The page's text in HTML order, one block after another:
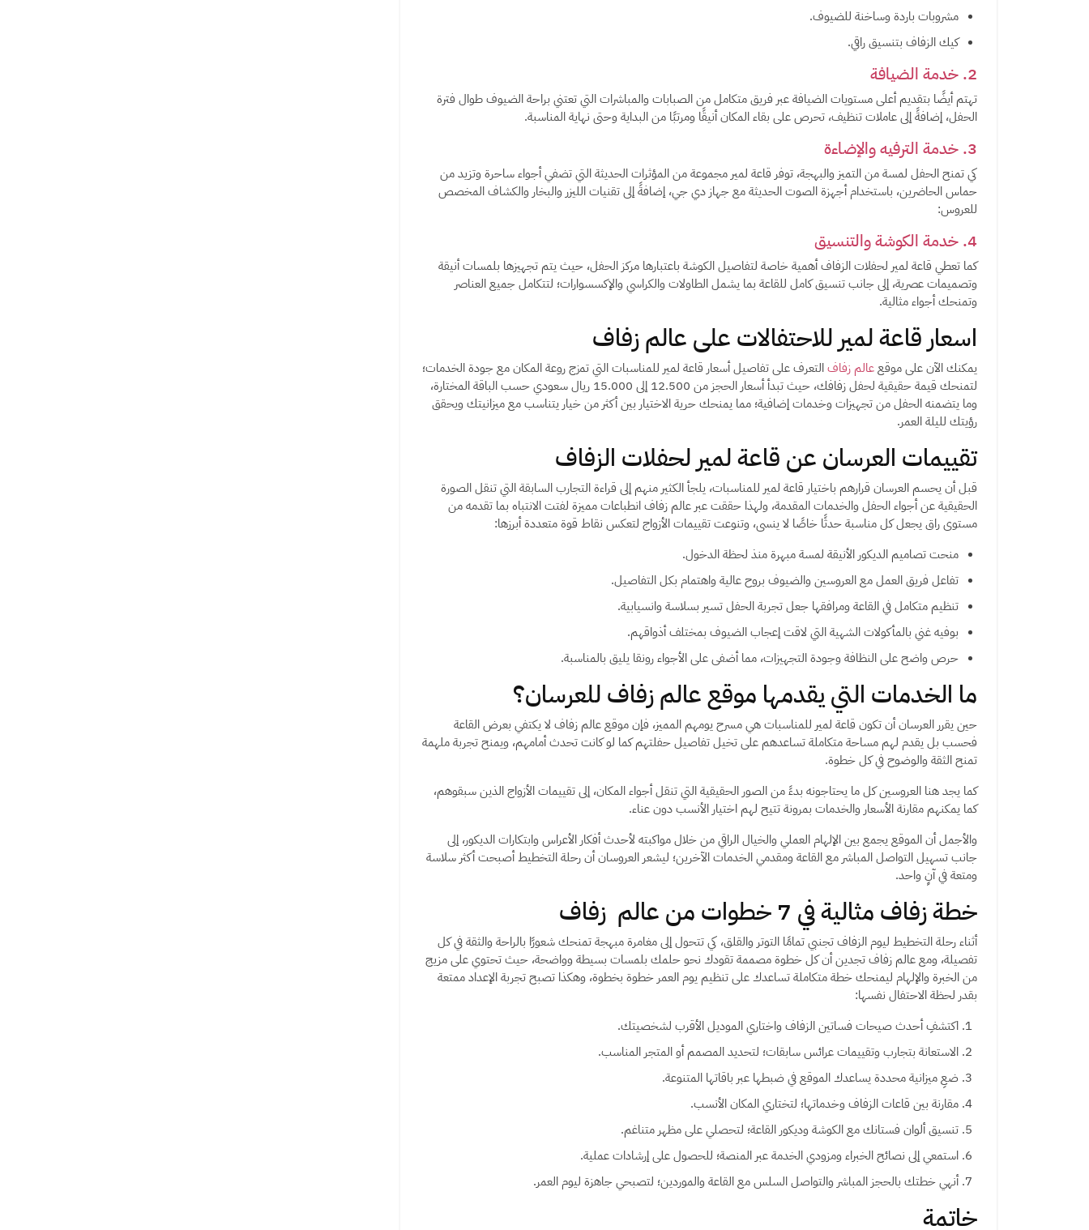
مشروبات باردة وساخنة للضيوف.
كيك الزفاف بتنسيق راقي.
2. خدمة الضيافة
تهتم أيضًا بتقديم أعلى مستويات الضيافة عبر فريق متكامل من الصبابات والمباشرات التي تعتني براحة الضيوف طوال فترة
الحفل، إضافةً إلى عاملات تنظيف، تحرص على بقاء المكان أنيقًا ومرتبًا من البداية وحتى نهاية المناسبة.
3. خدمة الترفيه والإضاءة
كي تمنح الحفل لمسة من التميز والبهجة، توفر قاعة لمير مجموعة من المؤثرات الحديثة التي تضفي أجواء ساحرة وتزيد من
حماس الحاضرين، باستخدام أجهزة الصوت الحديثة مع جهاز دي جي، إضافةً إلى تقنيات الليزر والبخار والكشاف المخصص
للعروس:
4. خدمة الكوشة والتنسيق
كما تعطي قاعة لمير لحفلات الزفاف أهمية خاصة لتفاصيل الكوشة باعتبارها مركز الحفل، حيث يتم تجهيزها بلمسات أنيقة
وتصميمات عصرية، إلى جانب تنسيق كامل للقاعة بما يشمل الطاولات والكراسي والإكسسوارات؛ لتتكامل جميع العناصر
وتمنحك أجواء مثالية.
اسعار قاعة لمير للاحتفالات على عالم زفاف
يمكنك الآن على موقععالم زفافالتعرف على تفاصيل أسعار قاعة لمير للمناسبات التي تمزج روعة المكان مع جودة الخدمات؛
لتمنحك قيمة حقيقية لحفل زفافك، حيث تبدأ أسعار الحجز من 12.500 إلى 15.000 ريال سعودي حسب الباقة المختارة،
وما يتضمنه الحفل من تجهيزات وخدمات إضافية؛ مما يمنحك حرية الاختيار بين أكثر من خيار يتناسب مع ميزانيتك ويحقق
رؤيتك لليلة العمر.
تقييمات العرسان عن قاعة لمير لحفلات الزفاف
قبل أن يحسم العرسان قرارهم باختيار قاعة لمير للمناسبات، يلجأ الكثير منهم إلى قراءة التجارب السابقة التي تنقل الصورة
الحقيقية عن أجواء الحفل والخدمات المقدمة، ولهذا حققت عبر عالم زفاف انطباعات مميزة لفتت الانتباه بما تقدمه من
مستوى راق يجعل كل مناسبة حدثًا خاصًا لا ينسى، وتنوعت تقييمات الأزواج لتعكس نقاط قوة متعددة أبرزها:
منحت تصاميم الديكور الأنيقة لمسة مبهرة منذ لحظة الدخول.
تفاعل فريق العمل مع العروسين والضيوف بروح عالية واهتمام بكل التفاصيل.
تنظيم متكامل في القاعة ومرافقها جعل تجربة الحفل تسير بسلاسة وانسيابية.
بوفيه غني بالمأكولات الشهية التي لاقت إعجاب الضيوف بمختلف أذواقهم.
حرص واضح على النظافة وجودة التجهيزات، مما أضفى على الأجواء رونقا يليق بالمناسبة.
ما الخدمات التي يقدمها موقع عالم زفاف للعرسان؟
حين يقرر العرسان أن تكون قاعة لمير للمناسبات هي مسرح يومهم المميز، فإن موقع عالم زفاف لا يكتفي بعرض القاعة
فحسب بل يقدم لهم مساحة متكاملة تساعدهم على تخيل تفاصيل حفلتهم كما لو كانت تحدث أمامهم، ويمنح تجربة ملهمة
تمنح الثقة والوضوح في كل خطوة.
كما يجد هنا العروسين كل ما يحتاجونه بدءً من الصور الحقيقية التي تنقل أجواء المكان، إلى تقييمات الأزواج الذين سبقوهم،
كما يمكنهم مقارنة الأسعار والخدمات بمرونة تتيح لهم اختيار الأنسب دون عناء.
والأجمل أن الموقع يجمع بين الإلهام العملي والخيال الراقي من خلال مواكبته لأحدث أفكار الأعراس وابتكارات الديكور، إلى
جانب تسهيل التواصل المباشر مع القاعة ومقدمي الخدمات الآخرين؛ ليشعر العروسان أن رحلة التخطيط أصبحت أكثر سلاسة
ومتعة في آنٍ واحد.
خطة زفاف مثالية في 7 خطوات من عالم زفاف
أثناء رحلة التخطيط ليوم الزفاف تجنبي تمامًا التوتر والقلق، كي تتحول إلى مغامرة مبهجة تمنحك شعورًا بالراحة والثقة في كل
تفصيلة، ومع عالم زفاف تجدين أن كل خطوة مصممة تقودك نحو حلمك بلمسات بسيطة وواضحة، حيث تحتوي على مزيج
من الخبرة والإلهام ليمنحك خطة متكاملة تساعدك على تنظيم يوم العمر خطوة بخطوة، وهكذا تصبح تجربة الإعداد ممتعة
بقدر لحظة الاحتفال نفسها:
اكتشفِ أحدث صيحات فساتين الزفاف واختاري الموديل الأقرب لشخصيتك.
الاستعانة بتجارب وتقييمات عرائس سابقات؛ لتحديد المصمم أو المتجر المناسب.
ضعِ ميزانية محددة يساعدك الموقع في ضبطها عبر باقاتها المتنوعة.
مقارنة بين قاعات الزفاف وخدماتها؛ لتختاري المكان الأنسب.
تنسيق ألوان فستانك مع الكوشة وديكور القاعة؛ لتحصلي على مظهر متناغم.
استمعي إلى نصائح الخبراء ومزودي الخدمة عبر المنصة؛ للحصول على إرشادات عملية.
أنهي خطتك بالحجز المباشر والتواصل السلس مع القاعة والموردين؛ لتصبحي جاهزة ليوم العمر.
خاتمة